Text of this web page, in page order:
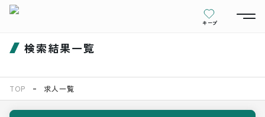
キープ
検索結果一覧
TOP 求人一覧